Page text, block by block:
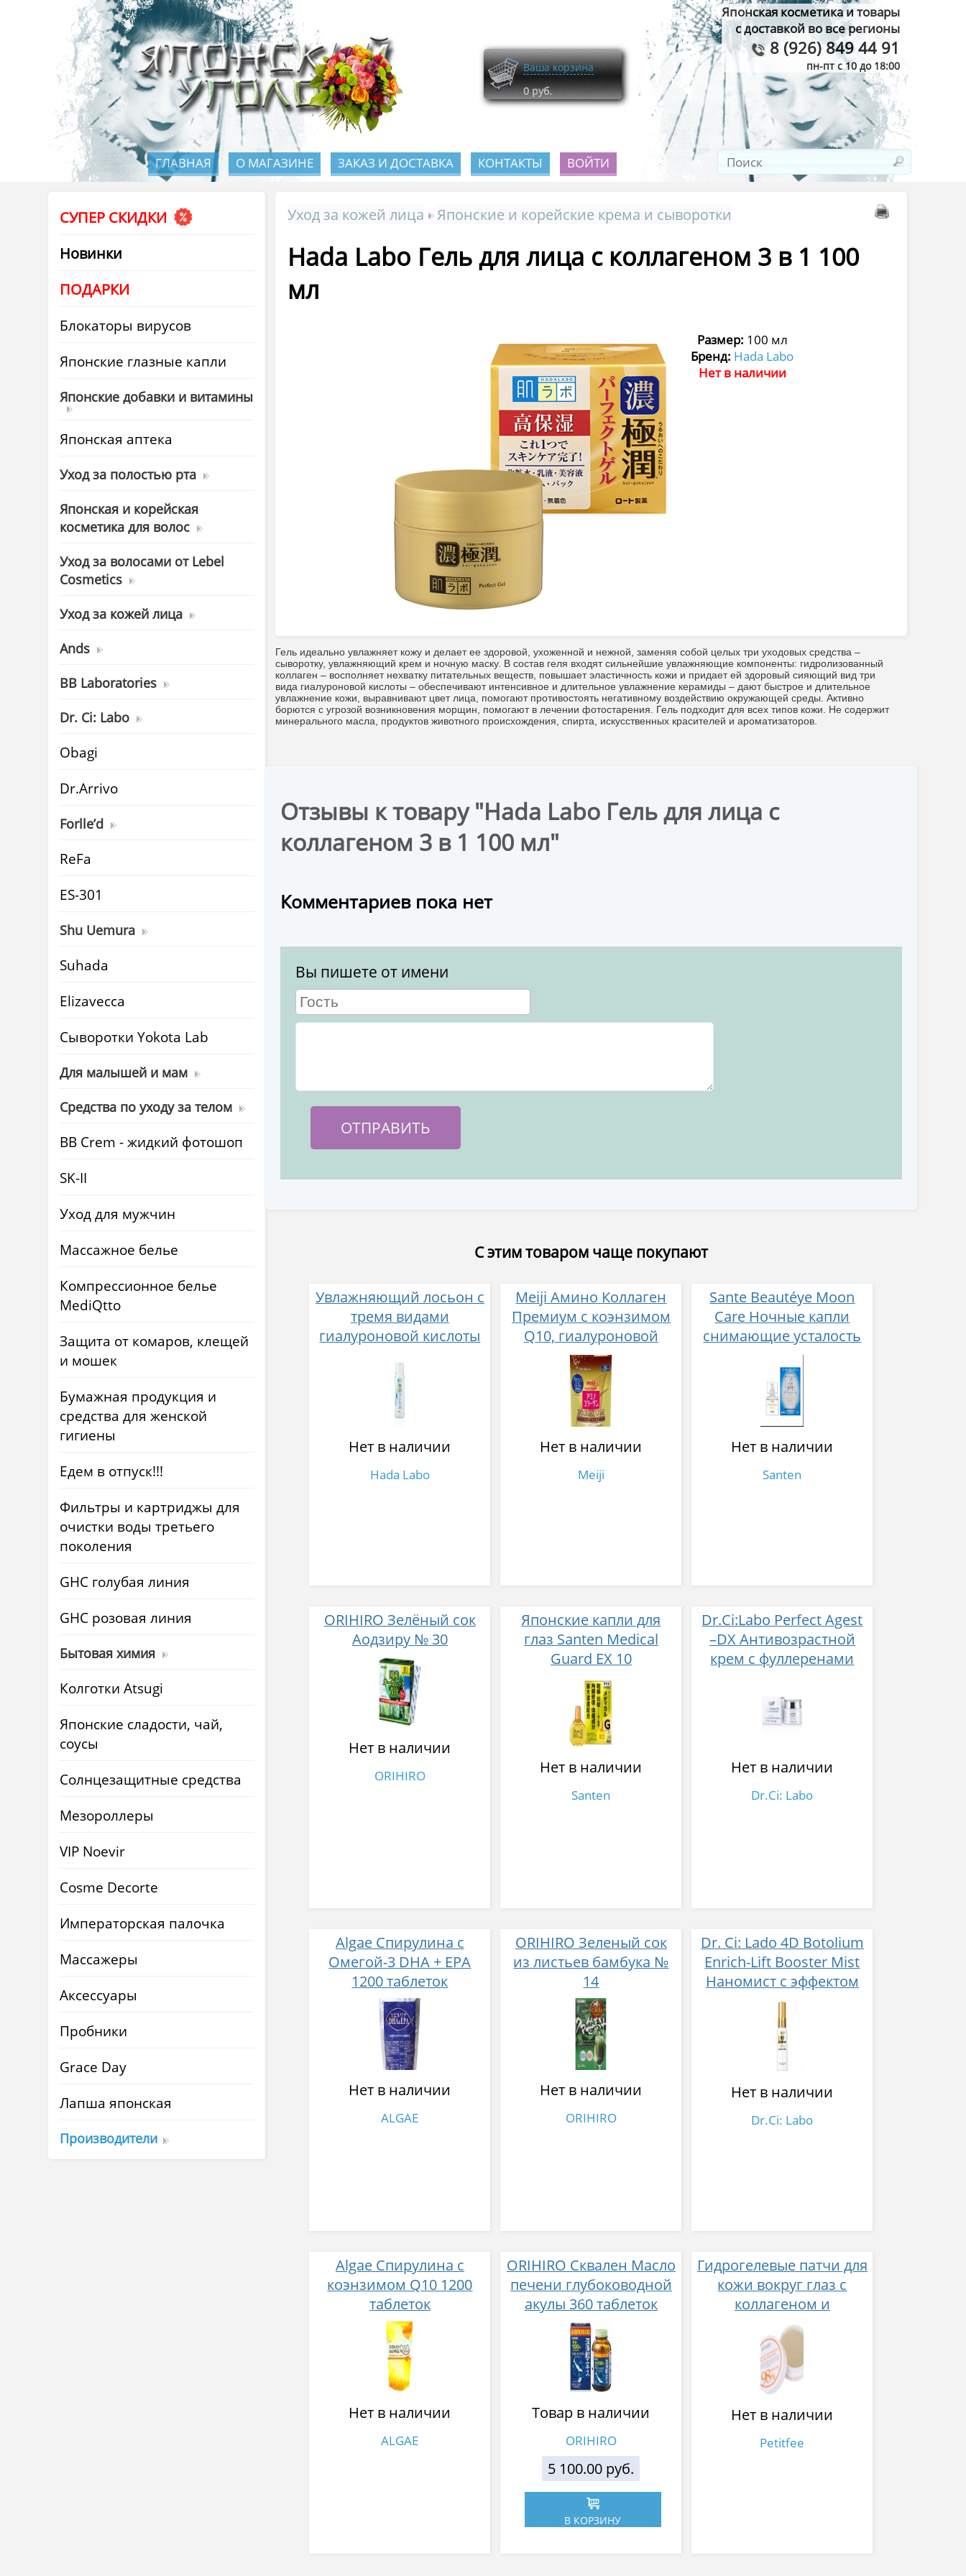
Японская косметика и товары
с доставкой во все регионы
8 (926) 849 44 91
пн-пт с 10 до 18:00
Ваша корзина
0 руб.
ГЛАВНАЯ О МАГАЗИНЕ ЗАКАЗ И ДОСТАВКА КОНТАКТЫ ВОЙТИ
СУПЕР СКИДКИ
Новинки
ПОДАРКИ
Блокаторы вирусов
Японские глазные капли
Японские добавки и витамины
Японская аптека
Уход за полостью рта
Японская и корейская
косметика для волос
Уход за волосами от Lebel
Cosmetics
Уход за кожей лица
Ands
BB Laboratories
Dr. Ci: Labo
Obagi
Dr.Arrivo
Forlle’d
ReFa
ES-301
Shu Uemura
Suhada
Elizavecca
Cыворотки Yokota Lab
Для малышей и мам
Средства по уходу за телом
BB Crem - жидкий фотошоп
SK-II
Уход для мужчин
Массажное белье
Компрессионное белье
MediQtto
Защита от комаров, клещей
и мошек
Бумажная продукция и
средства для женской
гигиены
Едем в отпуск!!!
Фильтры и картриджы для
очистки воды третьего
поколения
GHC голубая линия
GHC розовая линия
Бытовая химия
Колготки Atsugi
Японские сладости, чай,
соусы
Солнцезащитные средства
Мезороллеры
VIP Noevir
Cosme Decorte
Императорская палочка
Массажеры
Аксессуары
Пробники
Grace Day
Лапша японская
Производители
Уход за кожей лица Японские и корейские крема и сыворотки
Hada Labo Гель для лица с коллагеном 3 в 1 100
мл
Размер: 100 мл
Бренд: Hada Labo
Нет в наличии
Гель идеально увлажняет кожу и делает ее здоровой, ухоженной и нежной, заменяя собой целых три уходовых средства –
сыворотку, увлажняющий крем и ночную маску. В состав геля входят сильнейшие увлажняющие компоненты: гидролизованный
коллаген – восполняет нехватку питательных веществ, повышает эластичность кожи и придает ей здоровый сияющий вид три
вида гиалуроновой кислоты – обеспечивают интенсивное и длительное увлажнение керамиды – дают быстрое и длительное
увлажнение кожи, выравнивают цвет лица, помогают противостоять негативному воздействию окружающей среды. Активно
борются с угрозой возникновения морщин, помогают в лечении фотостарения. Гель подходит для всех типов кожи. Не содержит
минерального масла, продуктов животного происхождения, спирта, искусственных красителей и ароматизаторов.
Отзывы к товару "Hada Labo Гель для лица с
коллагеном 3 в 1 100 мл"
Комментариев пока нет
Вы пишете от имени
С этим товаром чаще покупают
Увлажняющий лосьон c
тремя видами
гиалуроновой кислоты
Нет в наличии
Hada Labo
Meiji Амино Коллаген
Премиум с коэнзимом
Q10, гиалуроновой
кислотой и аргинином
196 г
Нет в наличии
Meiji
Sante Beautéye Moon
Care Ночные капли
снимающие усталость
Нет в наличии
Santen
ORIHIRO Зелёный сок
Аодзиру № 30
Нет в наличии
ORIHIRO
Японские капли для
глаз Santen Medical
Guard EX 10
Нет в наличии
Santen
Dr.Ci:Labo Perfect Agest
–DX Антивозрастной
крем с фуллеренами
Нет в наличии
Dr.Ci: Labo
Algae Спирулина с
Омегой-3 DHA + EPA
1200 таблеток
Нет в наличии
ALGAE
ORIHIRO Зеленый сок
из листьев бамбука №
14
Нет в наличии
ORIHIRO
Dr. Ci: Lado 4D Botolium
Enrich-Lift Booster Mist
Наномист с эффектом
ботокса 45 мл
Нет в наличии
Dr.Ci: Labo
Algae Спирулина с
коэнзимом Q10 1200
таблеток
Нет в наличии
ALGAE
ORIHIRO Сквален Масло
печени глубоководной
акулы 360 таблеток
Товар в наличии
ORIHIRO
5 100.00 руб.
В КОРЗИНУ
Гидрогелевые патчи для
кожи вокруг глаз с
коллагеном и
коэнзимом Q10
Нет в наличии
Petitfee